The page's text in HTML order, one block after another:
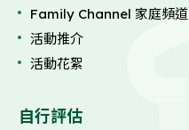
Family Channel 家庭頻道
活動推介
活動花絮
自行評估